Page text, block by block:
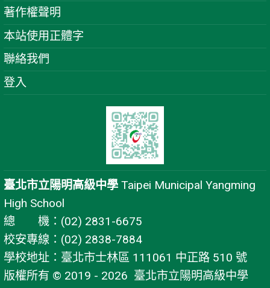
著作權聲明
本站使用正體字
聯絡我們
登入
臺北市立陽明高級中學 Taipei Municipal Yangming
High School
總 機：(02) 2831-6675
校安專線：(02) 2838-7884
學校地址：臺北市士林區 111061 中正路 510 號
版權所有 © 2019 - 2026 臺北市立陽明高級中學